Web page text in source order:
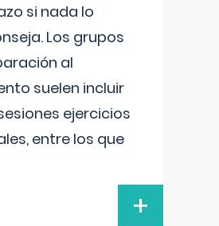
si nada lo
Los grupos
al
suelen incluir
ejercicios
entre los que
+